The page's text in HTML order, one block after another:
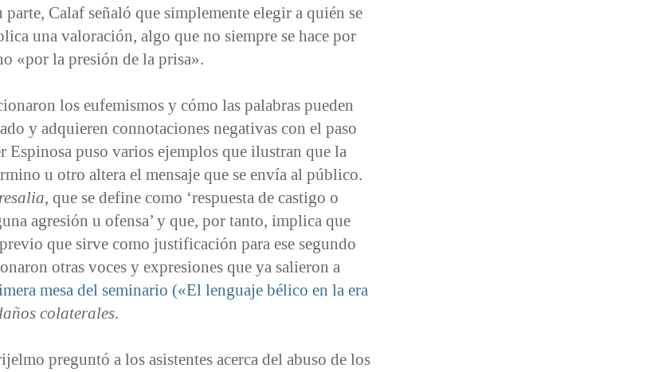
parte, Calaf señaló que simplemente elegir a quién se
una valoración, algo que no siempre se hace por
«por la presión de la prisa».
los eufemismos y cómo las palabras pueden
y adquieren connotaciones negativas con el paso
Espinosa puso varios ejemplos que ilustran que la
u otro altera el mensaje que se envía al público.
, que se define como ‘respuesta de castigo o
agresión u ofensa’ y que, por tanto, implica que
que sirve como justificación para ese segundo
otras voces y expresiones que ya salieron a
mesa del seminario («El lenguaje bélico en la era
colaterales.
preguntó a los asistentes acerca del abuso de los